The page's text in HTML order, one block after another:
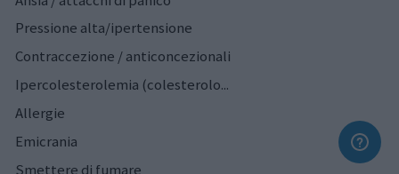
Pressione alta/ipertensione
Contraccezione / anticoncezionali
Ipercolesterolemia (colesterolo...
Allergie
Emicrania
Smettere di fumare